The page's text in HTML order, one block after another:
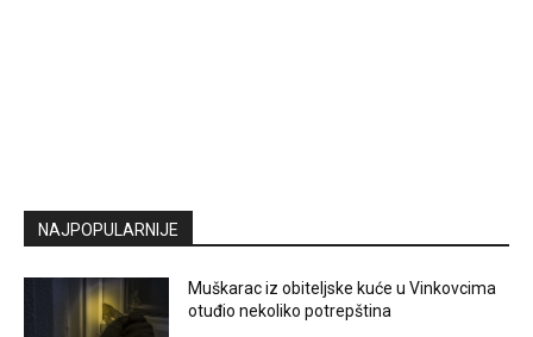
NAJPOPULARNIJE
Muškarac iz obiteljske kuće u Vinkovcima
otuđio nekoliko potrepština